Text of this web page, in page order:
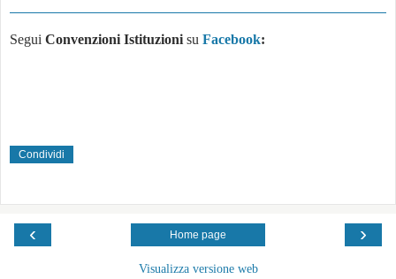
Segui Convenzioni Istituzioni su Facebook:
Condividi
‹ ›
Home page
Visualizza versione web